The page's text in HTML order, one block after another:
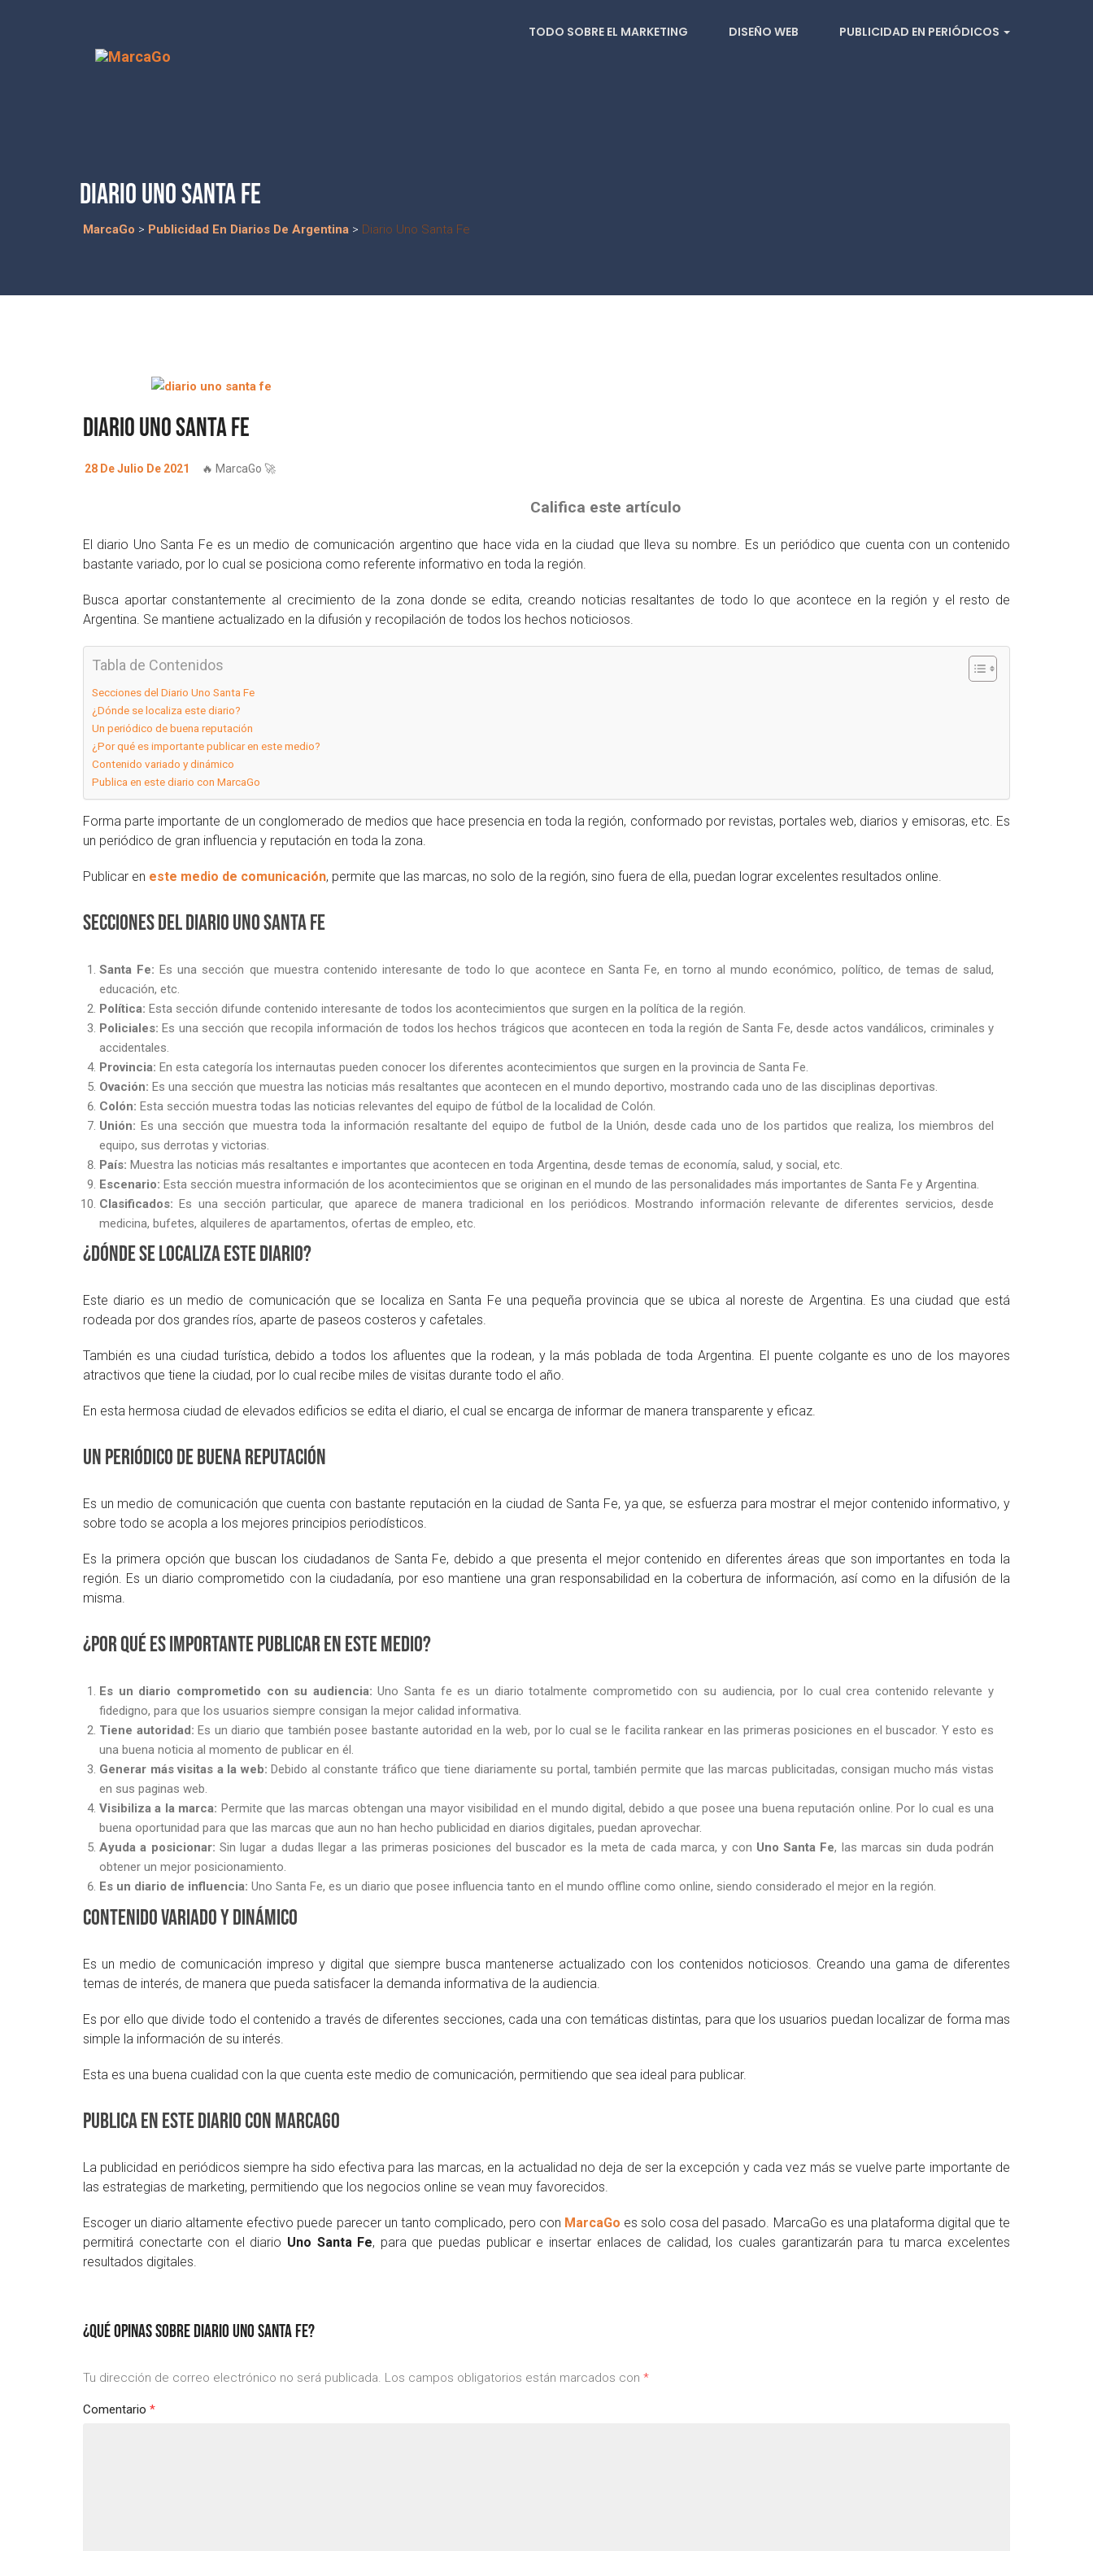
TODO SOBRE EL MARKETING DISEÑO WEB PUBLICIDAD EN PERIÓDICOS
DIARIO UNO SANTA FE
MarcaGo > Publicidad En Diarios De Argentina > Diario Uno Santa Fe
Diario Uno Santa Fe
28 De Julio De 2021 🔥 MarcaGo 🚀
Califica este artículo
El diario Uno Santa Fe es un medio de comunicación argentino que hace vida en la ciudad que lleva su nombre. Es un periódico que cuenta con un contenido
bastante variado, por lo cual se posiciona como referente informativo en toda la región.
Busca aportar constantemente al crecimiento de la zona donde se edita, creando noticias resaltantes de todo lo que acontece en la región y el resto de
Argentina. Se mantiene actualizado en la difusión y recopilación de todos los hechos noticiosos.
Tabla de Contenidos
Secciones del Diario Uno Santa Fe
¿Dónde se localiza este diario?
Un periódico de buena reputación
¿Por qué es importante publicar en este medio?
Contenido variado y dinámico
Publica en este diario con MarcaGo
Forma parte importante de un conglomerado de medios que hace presencia en toda la región, conformado por revistas, portales web, diarios y emisoras, etc. Es
un periódico de gran influencia y reputación en toda la zona.
Publicar en este medio de comunicación, permite que las marcas, no solo de la región, sino fuera de ella, puedan lograr excelentes resultados online.
Secciones del Diario Uno Santa Fe
Santa Fe: Es una sección que muestra contenido interesante de todo lo que acontece en Santa Fe, en torno al mundo económico, político, de temas de salud,
educación, etc.
Política: Esta sección difunde contenido interesante de todos los acontecimientos que surgen en la política de la región.
Policiales: Es una sección que recopila información de todos los hechos trágicos que acontecen en toda la región de Santa Fe, desde actos vandálicos, criminales y
accidentales.
Provincia: En esta categoría los internautas pueden conocer los diferentes acontecimientos que surgen en la provincia de Santa Fe.
Ovación: Es una sección que muestra las noticias más resaltantes que acontecen en el mundo deportivo, mostrando cada uno de las disciplinas deportivas.
Colón: Esta sección muestra todas las noticias relevantes del equipo de fútbol de la localidad de Colón.
Unión: Es una sección que muestra toda la información resaltante del equipo de futbol de la Unión, desde cada uno de los partidos que realiza, los miembros del
equipo, sus derrotas y victorias.
País: Muestra las noticias más resaltantes e importantes que acontecen en toda Argentina, desde temas de economía, salud, y social, etc.
Escenario: Esta sección muestra información de los acontecimientos que se originan en el mundo de las personalidades más importantes de Santa Fe y Argentina.
Clasificados: Es una sección particular, que aparece de manera tradicional en los periódicos. Mostrando información relevante de diferentes servicios, desde
medicina, bufetes, alquileres de apartamentos, ofertas de empleo, etc.
¿Dónde se localiza este diario?
Este diario es un medio de comunicación que se localiza en Santa Fe una pequeña provincia que se ubica al noreste de Argentina. Es una ciudad que está
rodeada por dos grandes ríos, aparte de paseos costeros y cafetales.
También es una ciudad turística, debido a todos los afluentes que la rodean, y la más poblada de toda Argentina. El puente colgante es uno de los mayores
atractivos que tiene la ciudad, por lo cual recibe miles de visitas durante todo el año.
En esta hermosa ciudad de elevados edificios se edita el diario, el cual se encarga de informar de manera transparente y eficaz.
Un periódico de buena reputación
Es un medio de comunicación que cuenta con bastante reputación en la ciudad de Santa Fe, ya que, se esfuerza para mostrar el mejor contenido informativo, y
sobre todo se acopla a los mejores principios periodísticos.
Es la primera opción que buscan los ciudadanos de Santa Fe, debido a que presenta el mejor contenido en diferentes áreas que son importantes en toda la
región. Es un diario comprometido con la ciudadanía, por eso mantiene una gran responsabilidad en la cobertura de información, así como en la difusión de la
misma.
¿Por qué es importante publicar en este medio?
Es un diario comprometido con su audiencia:Uno Santa fe es un diario totalmente comprometido con su audiencia, por lo cual crea contenido relevante y
fidedigno, para que los usuarios siempre consigan la mejor calidad informativa.
Tiene autoridad: Es un diario que también posee bastante autoridad en la web, por lo cual se le facilita rankear en las primeras posiciones en el buscador. Y esto es
una buena noticia al momento de publicar en él.
Generar más visitas a la web: Debido al constante tráfico que tiene diariamente su portal, también permite que las marcas publicitadas, consigan mucho más vistas
en sus paginas web.
Visibiliza a la marca: Permite que las marcas obtengan una mayor visibilidad en el mundo digital, debido a que posee una buena reputación online. Por lo cual es una
buena oportunidad para que las marcas que aun no han hecho publicidad en diarios digitales, puedan aprovechar.
Ayuda a posicionar: Sin lugar a dudas llegar a las primeras posiciones del buscador es la meta de cada marca, y con Uno Santa Fe, las marcas sin duda podrán
obtener un mejor posicionamiento.
Es un diario de influencia: Uno Santa Fe, es un diario que posee influencia tanto en el mundo offline como online, siendo considerado el mejor en la región.
Contenido variado y dinámico
Es un medio de comunicación impreso y digital que siempre busca mantenerse actualizado con los contenidos noticiosos. Creando una gama de diferentes
temas de interés, de manera que pueda satisfacer la demanda informativa de la audiencia.
Es por ello que divide todo el contenido a través de diferentes secciones, cada una con temáticas distintas, para que los usuarios puedan localizar de forma mas
simple la información de su interés.
Esta es una buena cualidad con la que cuenta este medio de comunicación, permitiendo que sea ideal para publicar.
Publica en este diario con MarcaGo
La publicidad en periódicos siempre ha sido efectiva para las marcas, en la actualidad no deja de ser la excepción y cada vez más se vuelve parte importante de
las estrategias de marketing, permitiendo que los negocios online se vean muy favorecidos.
Escoger un diario altamente efectivo puede parecer un tanto complicado, pero con MarcaGo es solo cosa del pasado. MarcaGo es una plataforma digital que te
permitirá conectarte con el diario Uno Santa Fe, para que puedas publicar e insertar enlaces de calidad, los cuales garantizarán para tu marca excelentes
resultados digitales.
¿QUÉ OPINAS SOBRE DIARIO UNO SANTA FE?
Tu dirección de correo electrónico no será publicada. Los campos obligatorios están marcados con *
Comentario *